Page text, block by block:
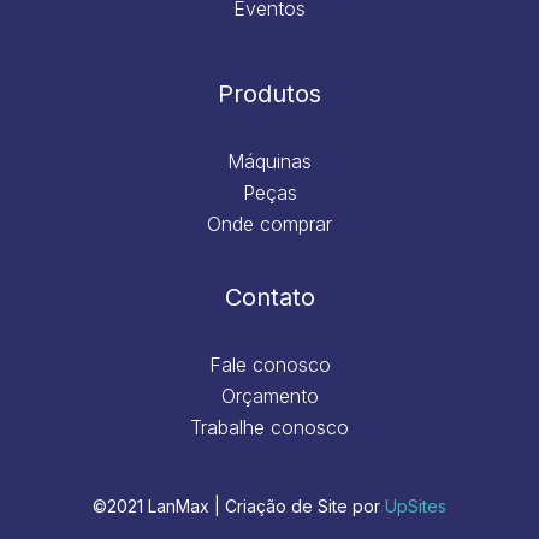
Eventos
Produtos
Máquinas
Peças
Onde comprar
Contato
Fale conosco
Orçamento
Trabalhe conosco
©2021 LanMax | Criação de Site por UpSites